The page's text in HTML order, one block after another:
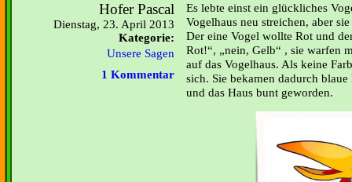
Hofer Pascal
Dienstag, 23. April 2013
Kategorie:
Unsere Sagen
1 Kommentar
Es lebte einst ein glückliches
Vogelhaus neu streichen, aber
Der eine Vogel wollte Rot und
Rot!“, „nein, Gelb“ , sie warfen
auf das Vogelhaus. Als keine
sich. Sie bekamen dadurch
und das Haus bunt geworden.